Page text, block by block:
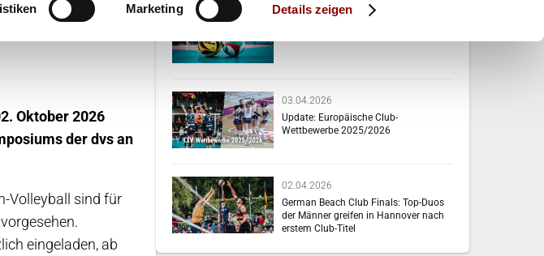
Marketing Details zeigen
2026
Oktober 2026
der dvs an
Volleyball sind für
eingeladen, ab
07.04.2026
03.04.2026
Update: Europäische Club-
Wettbewerbe 2025/2026
02.04.2026
German Beach Club Finals: Top-Duos
der Männer greifen in Hannover nach
erstem Club-Titel